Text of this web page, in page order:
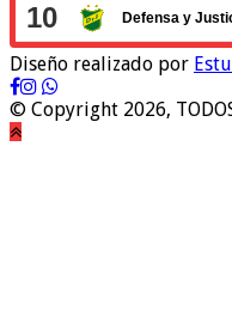
Diseño realizado por
© Copyright 2026, TODOS